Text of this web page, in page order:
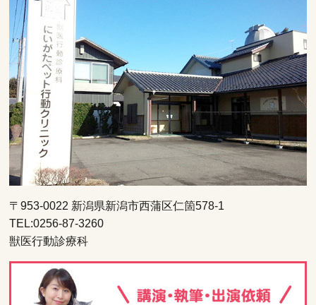
〒953-0022 新潟県新潟市西蒲区仁箇578-1
TEL:0256-87-3260
獣医行動診療科